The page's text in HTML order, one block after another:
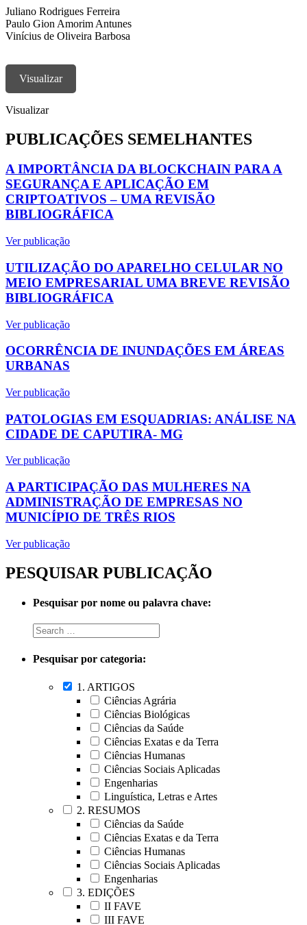
Juliano Rodrigues Ferreira
Paulo Gion Amorim Antunes
Vinícius de Oliveira Barbosa
Visualizar
Visualizar
PUBLICAÇÕES SEMELHANTES
A IMPORTÂNCIA DA BLOCKCHAIN PARA A
SEGURANÇA E APLICAÇÃO EM
CRIPTOATIVOS – UMA REVISÃO
BIBLIOGRÁFICA
Ver publicação
UTILIZAÇÃO DO APARELHO CELULAR NO
MEIO EMPRESARIAL UMA BREVE REVISÃO
BIBLIOGRÁFICA
Ver publicação
OCORRÊNCIA DE INUNDAÇÕES EM ÁREAS
URBANAS
Ver publicação
PATOLOGIAS EM ESQUADRIAS: ANÁLISE NA
CIDADE DE CAPUTIRA- MG
Ver publicação
A PARTICIPAÇÃO DAS MULHERES NA
ADMINISTRAÇÃO DE EMPRESAS NO
MUNICÍPIO DE TRÊS RIOS
Ver publicação
PESQUISAR PUBLICAÇÃO
Pesquisar por nome ou palavra chave:
Pesquisar por categoria:
1. ARTIGOS
Ciências Agrária
Ciências Biológicas
Ciências da Saúde
Ciências Exatas e da Terra
Ciências Humanas
Ciências Sociais Aplicadas
Engenharias
Linguística, Letras e Artes
2. RESUMOS
Ciências da Saúde
Ciências Exatas e da Terra
Ciências Humanas
Ciências Sociais Aplicadas
Engenharias
3. EDIÇÕES
II FAVE
III FAVE